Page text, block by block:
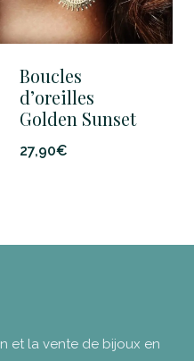
Boucles
d’oreilles
Golden Sunset
27,90€
et la vente de bijoux en